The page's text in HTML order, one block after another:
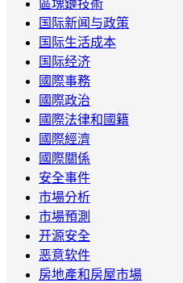
區塊鏈技術
国际新闻与政策
国际生活成本
国际经济
國際事務
國際政治
國際法律和國籍
國際經濟
國際關係
安全事件
市場分析
市場預測
开源安全
恶意软件
房地產和房屋市場